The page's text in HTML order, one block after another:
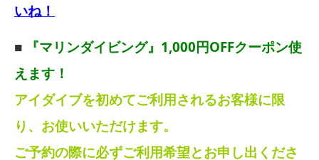
いね！
■
『マリンダイビング』1,000円OFFクーポン使
えます！
アイダイブを初めてご利用されるお客様に限
り、お使いいただけます。
ご予約の際に必ずご利用希望とお申し出くださ